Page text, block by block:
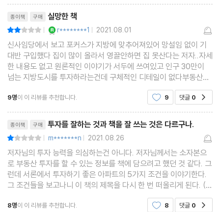
춘천시 투자지역 분석 2_ 온의동 · 약사동
춘천시 투자지역 분석 3_ 후평동
+ 춘천시 리딩동네 아파트 리스트
3. 강원도 인구수 원톱, 원주
원주시 투자지역 분석 1_ 무실동
+ 원주시 리딩동네 아파트 리스트
3장. 충청북도
1. 충청북도에서 투자 프로젝트 시작하기
2. 충청북도 대장, 청주
청주시 투자지역 분석 1_ 흥덕구
청주시 투자지역 분석 2_ 청원구·서원구·상당구
종이책 구매 실망한 책
| r********1 | 2021.08.01
신사임당에서 보고 포커스가 지방에 맞추어져있어 망설임 없이 기
대반 구입했다 집이 많이 올라서 영끌안하면 집 못산다는 저자..자세
한 내용도 없고 원론적인 이야기가 서두에 쓰여있고 인구 30만이
넘는 지방도시를 투자하라는건데 구체적인 디테일이 없다부동산어
플 몇개만 보면 부동산관심있는 누구나 찾을수 있는정보를 작가가
대신 정리한듯.. 그이상도 이하도 아니었다 특히 춘천
9명이 이 리뷰를 추천합니다. 9 댓글 0
종이책 구매 투자를 잘하는 것과 책을 잘 쓰는 것은 다르구나.
| m*******n | 2021.08.26
저자님의 투자 능력을 의심하는건 아니다. 저자님께서는 소자본으
로 부동산 투자를 할 수 있는 정보를 책에 담으려고 했던 것 같다. 그
런데 서론에서 투자하기 좋은 아파트의 5가지 조건을 이야기한다.
그 조건들을 보고나니 이 책의 제목을 다시 한 번 떠올리게 된다. (그
래서 소자본으로 지방의 대장아파트에 투자가 가능하다는건가?) 그
런 조건의 아파트가 지방 소도시에 있더라
8명이 이 리뷰를 추천합니다. 8 댓글 0